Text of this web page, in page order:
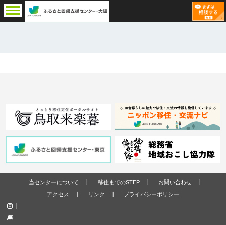
当センターについて 移住までのSTEP
お問い合わせ
アクセス
リンク プライバシーポリシー